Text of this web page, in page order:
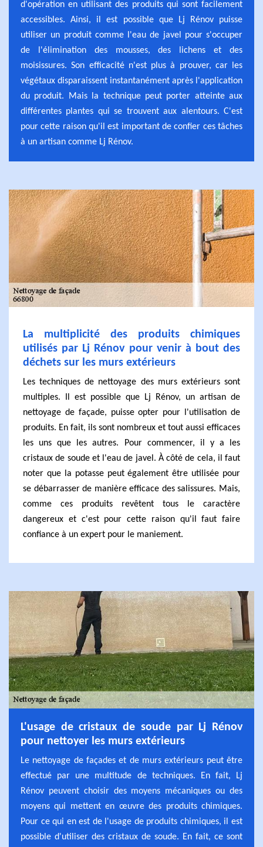
d'opération en utilisant des produits qui sont facilement
accessibles. Ainsi, il est possible que Lj Rénov puisse
utiliser un produit comme l'eau de javel pour s'occuper
de l'élimination des mousses, des lichens et des
moisissures. Son efficacité n'est plus à prouver, car les
végétaux disparaissent instantanément après l'application
du produit. Mais la technique peut porter atteinte aux
différentes plantes qui se trouvent aux alentours. C'est
pour cette raison qu'il est important de confier ces tâches
à un artisan comme Lj Rénov.
La multiplicité des produits chimiques
utilisés par Lj Rénov pour venir à bout des
déchets sur les murs extérieurs
Les techniques de nettoyage des murs extérieurs sont
multiples. Il est possible que Lj Rénov, un artisan de
nettoyage de façade, puisse opter pour l'utilisation de
produits. En fait, ils sont nombreux et tout aussi efficaces
les uns que les autres. Pour commencer, il y a les
cristaux de soude et l'eau de javel. À côté de cela, il faut
noter que la potasse peut également être utilisée pour
se débarrasser de manière efficace des salissures. Mais,
comme ces produits revêtent tous le caractère
dangereux et c'est pour cette raison qu'il faut faire
confiance à un expert pour le maniement.
L'usage de cristaux de soude par Lj Rénov
pour nettoyer les murs extérieurs
Le nettoyage de façades et de murs extérieurs peut être
effectué par une multitude de techniques. En fait, Lj
Rénov peuvent choisir des moyens mécaniques ou des
moyens qui mettent en œuvre des produits chimiques.
Pour ce qui en est de l'usage de produits chimiques, il est
possible d'utiliser des cristaux de soude. En fait, ce sont